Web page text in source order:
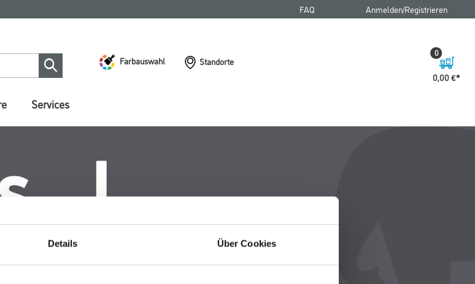
Details Über Cookies
FAQ Anmelden/Registrieren
Farbauswahl
Standorte
0,00 €
0
Services